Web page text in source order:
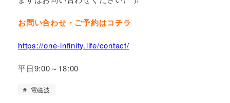
お問い合わせ・ご予約はコチラ
https://one-infinity.life/contact/
平日9:00～18:00
電磁波